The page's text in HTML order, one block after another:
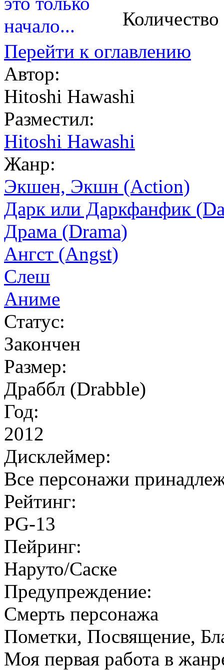
Перейти к оглавлению
Автор:
Hitoshi Hawashi
Разместил:
Hitoshi Hawashi
Жанр:
Экшен, Экшн (Action)
Дарк или Даркфанфик
Драма (Drama)
Ангст (Angst)
Слеш
Аниме
Статус:
Закончен
Размер:
Драббл (Drabble)
Год:
2012
Дисклеймер:
Все персонажи
Рейтинг:
PG-13
Пейринг:
Наруто/Саске
Предупреждение:
Смерть персонажа
Пометки, Посвящение,
Моя первая работа в